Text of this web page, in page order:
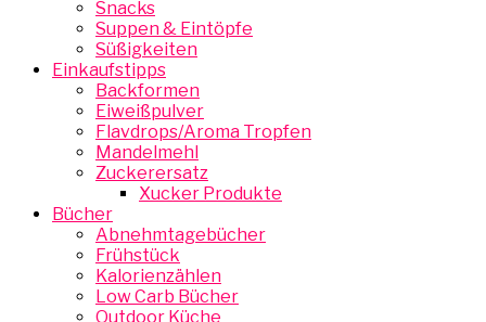
Snacks
Suppen & Eintöpfe
Süßigkeiten
Einkaufstipps
Backformen
Eiweißpulver
Flavdrops/Aroma Tropfen
Mandelmehl
Zuckerersatz
Xucker Produkte
Bücher
Abnehmtagebücher
Frühstück
Kalorienzählen
Low Carb Bücher
Outdoor Küche